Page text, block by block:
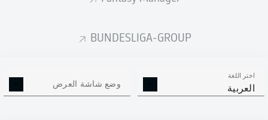
BUNDESLIGA-GROUP
اختر اللغة
العربية وضع شاشة العرض
إحصائيات موسم 2025/2026
الافتكاكات الناجحة